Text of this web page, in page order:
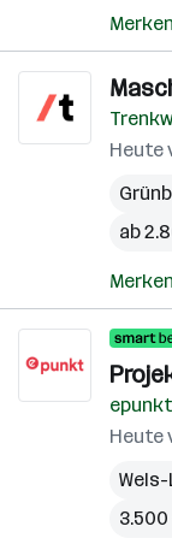
Merken
ab
Merken